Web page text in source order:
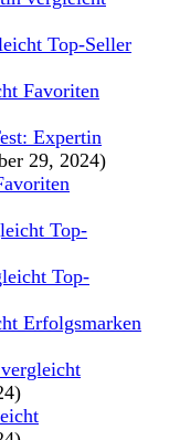
Top-Seller
Favoriten
Expertin
29, 2024)
Top-
Top-
Erfolgsmarken